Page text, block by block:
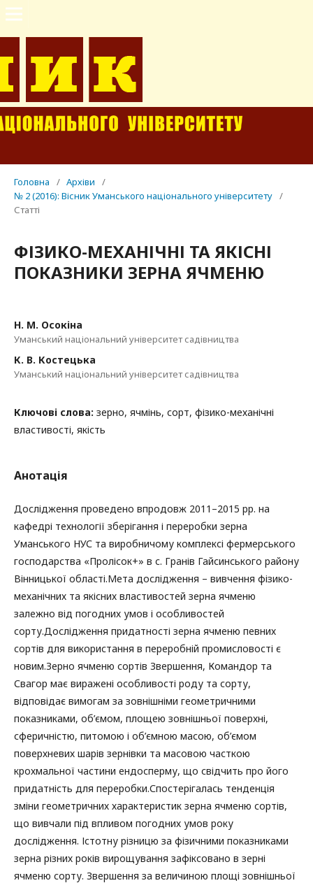
Головна / Архіви
/
№ 2 (2016): Вісник Уманського національного університету /
Статті
ФІЗИКО-МЕХАНІЧНІ ТА ЯКІСНІ
ПОКАЗНИКИ ЗЕРНА ЯЧМЕНЮ
Н. М. Осокіна
Уманський національний університет садівництва
К. В. Костецька
Уманський національний університет садівництва
Ключові слова: зерно, ячмінь, сорт, фізико-механічні
властивості, якість
Анотація
Дослідження проведено впродовж 2011–2015 рр. на
кафедрі технології зберігання і переробки зерна
Уманського НУС та виробничому комплексі фермерського
господарства «Пролісок+» в с. Гранів Гайсинського району
Вінницької області.Мета дослідження – вивчення фізико-
механічних та якісних властивостей зерна ячменю
залежно від погодних умов і особливостей
сорту.Дослідження придатності зерна ячменю певних
сортів для використання в переробній промисловості є
новим.Зерно ячменю сортів Звершення, Командор та
Свагор має виражені особливості роду та сорту,
відповідає вимогам за зовнішніми геометричними
показниками, об’ємом, площею зовнішньої поверхні,
сферичністю, питомою і об’ємною масою, об’ємом
поверхневих шарів зернівки та масовою часткою
крохмальної частини ендосперму, що свідчить про його
придатність для переробки.Спостерігалась тенденція
зміни геометричних характеристик зерна ячменю сортів,
що вивчали під впливом погодних умов року
дослідження. Істотну різницю за фізичними показниками
зерна різних років вирощування зафіксовано в зерні
ячменю сорту. Звершення за величиною площі зовнішньої